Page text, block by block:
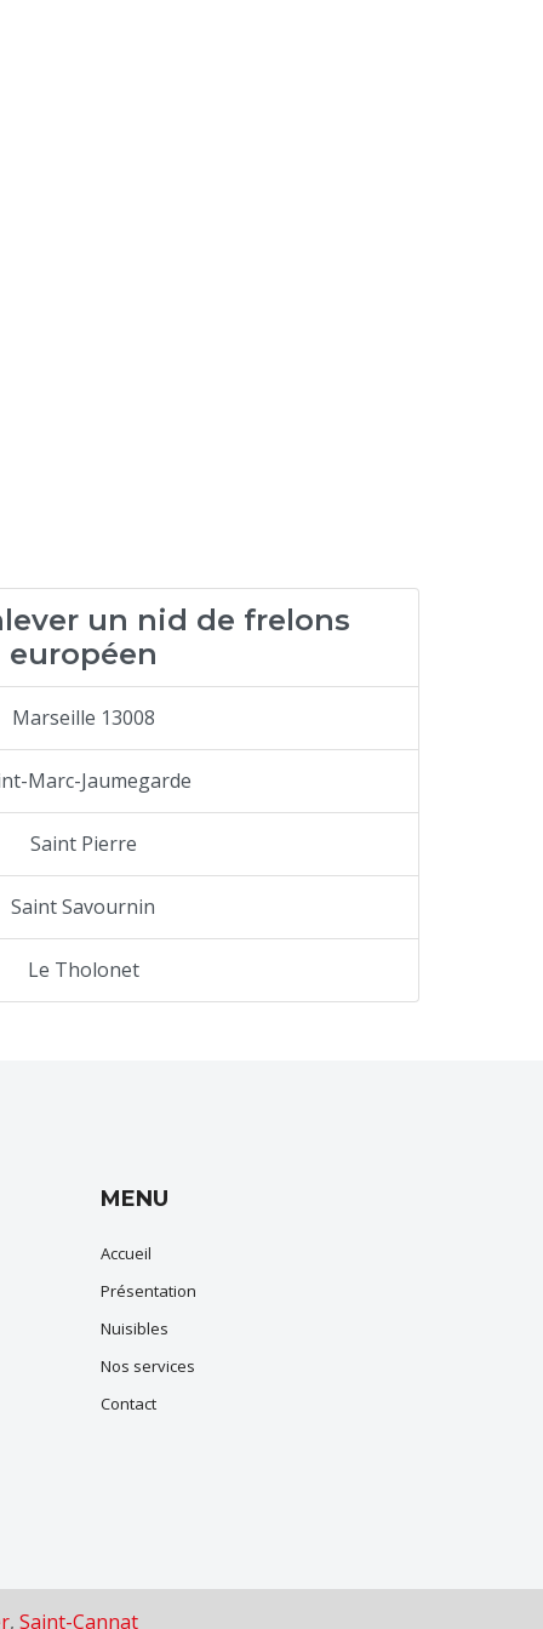
un nid de frelons
européen
Marseille 13008
Marc-Jaumegarde
Saint Pierre
Saint Savournin
Le Tholonet
MENU
Accueil
Présentation
Nuisibles
Nos services
Contact
, Saint-Cannat